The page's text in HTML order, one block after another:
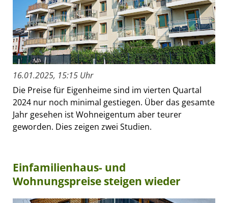
16.01.2025, 15:15 Uhr
Die Preise für Eigenheime sind im vierten Quartal
2024 nur noch minimal gestiegen. Über das gesamte
Jahr gesehen ist Wohneigentum aber teurer
geworden. Dies zeigen zwei Studien.
Einfamilienhaus- und
Wohnungspreise steigen wieder